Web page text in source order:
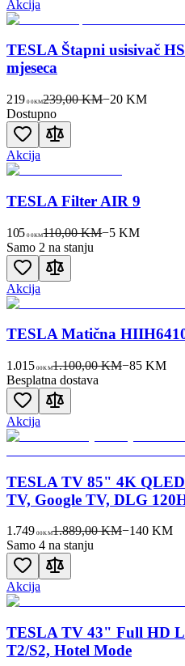
Akcija
TESLA Štapni usisivač
mjeseca
219 00KM239,00 KM−20 KM
Dostupno
Akcija
TESLA Filter AIR 9
105 00KM110,00 KM−5 KM
Samo 2 na stanju
Akcija
TESLA Matična
1.015 00KM1.100,00 KM−85KM
Besplatna dostava
Akcija
TESLA TV 85" 4K QLED
TV, Google TV, DLG
1.749 00KM1.889,00 KM−140KM
Samo 4 na stanju
Akcija
TESLA TV 43" Full HD
T2/S2, Hotel Mode